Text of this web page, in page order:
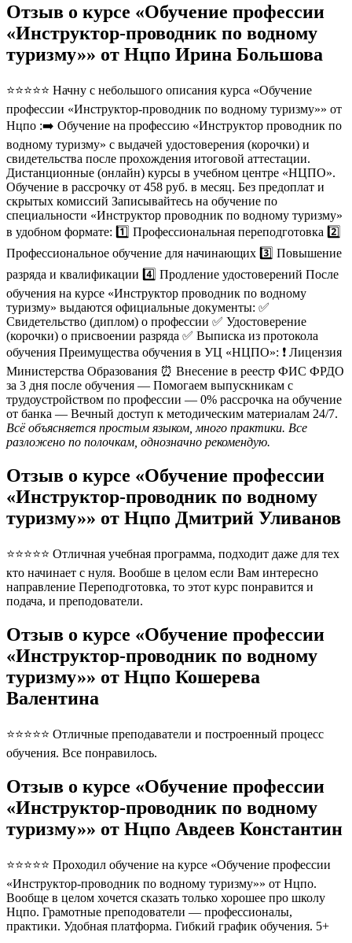
Отзыв о курсе «Обучение профессии
«Инструктор-проводник по водному
туризму»» от Нцпо Ирина Большова
⭐⭐⭐⭐⭐ Начну с небольшого описания курса «Обучение
профессии «Инструктор-проводник по водному туризму»» от
Нцпо :➡️ Обучение на профессию «Инструктор проводник по
водному туризму» с выдачей удостоверения (корочки) и
свидетельства после прохождения итоговой аттестации.
Дистанционные (онлайн) курсы в учебном центре «НЦПО».
Обучение в рассрочку от 458 руб. в месяц. Без предоплат и
скрытых комиссий Записывайтесь на обучение по
специальности «Инструктор проводник по водному туризму»
в удобном формате: 1️⃣ Профессиональная переподготовка 2️⃣
Профессиональное обучение для начинающих 3️⃣ Повышение
разряда и квалификации 4️⃣ Продление удостоверений После
обучения на курсе «Инструктор проводник по водному
туризму» выдаются официальные документы: ✅
Свидетельство (диплом) о профессии ✅ Удостоверение
(корочки) о присвоении разряда ✅ Выписка из протокола
обучения Преимущества обучения в УЦ «НЦПО»: ❗️ Лицензия
Министерства Образования ⏰ Внесение в реестр ФИС ФРДО
за 3 дня после обучения — Помогаем выпускникам с
трудоустройством по профессии — 0% рассрочка на обучение
от банка — Вечный доступ к методическим материалам 24/7.
Всё объясняется простым языком, много практики. Все
разложено по полочкам, однозначно рекомендую.
Отзыв о курсе «Обучение профессии
«Инструктор-проводник по водному
туризму»» от Нцпо Дмитрий Уливанов
⭐⭐⭐⭐⭐ Отличная учебная программа, подходит даже для тех
кто начинает с нуля. Вообше в целом если Вам интересно
направление Переподготовка, то этот курс понравится и
подача, и преподователи.
Отзыв о курсе «Обучение профессии
«Инструктор-проводник по водному
туризму»» от Нцпо Кошерева
Валентина
⭐⭐⭐⭐⭐ Отличные преподаватели и построенный процесс
обучения. Все понравилось.
Отзыв о курсе «Обучение профессии
«Инструктор-проводник по водному
туризму»» от Нцпо Авдеев Константин
⭐⭐⭐⭐⭐ Проходил обучение на курсе «Обучение профессии
«Инструктор-проводник по водному туризму»» от Нцпо.
Вообще в целом хочется сказать только хорошее про школу
Нцпо. Грамотные преподователи — профессионалы,
практики. Удобная платформа. Гибкий график обучения. 5+